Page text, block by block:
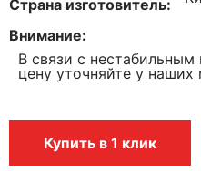
Страна изготовитель
Внимание
В связи с
цену уточняйте у
Купить в 1 клик